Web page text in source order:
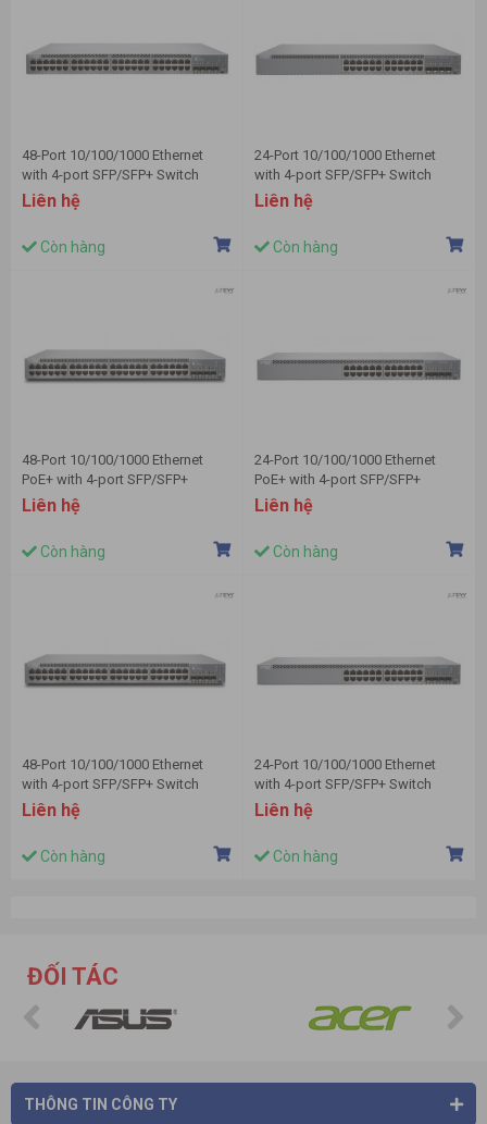
48-Port 10/100/1000 Ethernet
with 4-port SFP/SFP+ Switch
JUNIPER EX3400-48T
Liên hệ
Còn hàng
24-Port 10/100/1000 Ethernet
with 4-port SFP/SFP+ Switch
JUNIPER EX3400-24T
Liên hệ
Còn hàng
48-Port 10/100/1000 Ethernet
PoE+ with 4-port SFP/SFP+
Switch JUNIPER EX2300-48P
Liên hệ
Còn hàng
24-Port 10/100/1000 Ethernet
PoE+ with 4-port SFP/SFP+
Switch JUNIPER EX2300-24P
Liên hệ
Còn hàng
48-Port 10/100/1000 Ethernet
with 4-port SFP/SFP+ Switch
JUNIPER EX2300-48T
Liên hệ
Còn hàng
24-Port 10/100/1000 Ethernet
with 4-port SFP/SFP+ Switch
JUNIPER EX2300-24T
Liên hệ
Còn hàng
ĐỐI TÁC
THÔNG TIN CÔNG TY